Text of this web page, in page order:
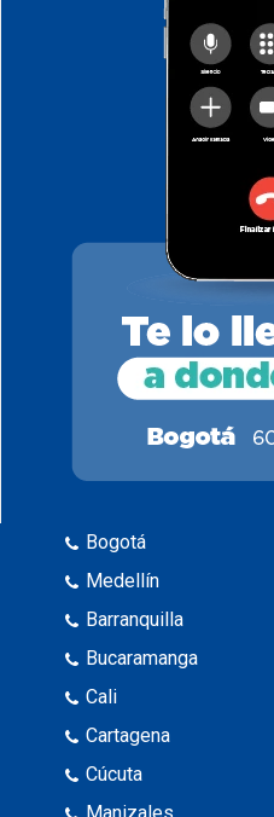
Bogotá
Medellín
Barranquilla
Bucaramanga
Cali
Cartagena
Cúcuta